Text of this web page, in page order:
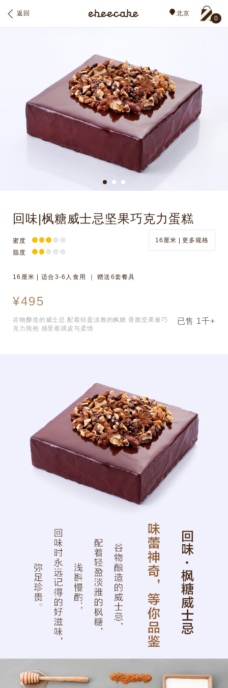
返回 北京
0
回味|枫糖威士忌坚果巧克力蛋糕
16厘米 | 更多规格
蜜度
脂度
16厘米 | 适合3-6人食用 ｜ 赠送6套餐具
¥495
谷物酿造的威士忌 配着轻盈淡雅的枫糖 香脆坚果被巧
克力熊抱 感受着调皮与柔情
已售 1千+